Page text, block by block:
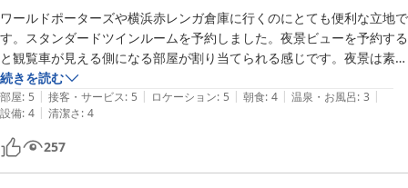
ワールドポーターズや横浜赤レンガ倉庫に行くのにとても便利な立地で
す。スタンダードツインルームを予約しました。夜景ビューを予約する
と観覧車が見える側になる部屋が割り当てられる感じです。夜景は素晴
らしく、非日常感を味わえます。ホテルの真横に横浜エアキャビンの駅
があり、電車を利用される方には、アクセスも良いと思います。我が家
は、車だったので、ホテル地下の駐車場に停めました。駐車場の出入口
が少し狭いので、車幅がある大きめの車は注意したほうが良いと思いま
した。
続きを読む
部屋: 5 | 接客・サービス: 5 | ロケーション: 5 | 朝食: 4 | 温泉・お風呂: 3 |
設備: 4 | 清潔さ: 4
257